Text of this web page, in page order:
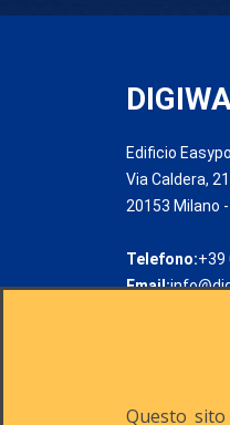
Edificio
Via Caldera, 21
20153 Milano -
Telefono:+39
Email:
Questo